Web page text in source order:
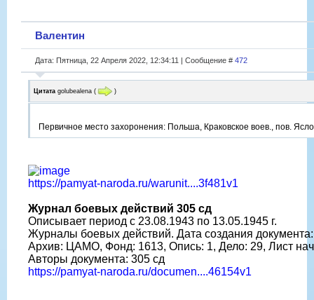
Валентин
Дата: Пятница, 22 Апреля 2022, 12:34:11 | Сообщение # 472
Цитата golubealena ( )
Первичное место захоронения: Польша, Краковское воев., пов.
https://pamyat-naroda.ru/warunit....3f481v1
Журнал боевых действий 305 сд
Описывает период с 23.08.1943 по 13.05.1945 г.
Журналы боевых действий. Дата создания документа:
Архив: ЦАМО, Фонд: 1613, Опись: 1, Дело: 29, Лист
Авторы документа: 305 сд
https://pamyat-naroda.ru/documen....46154v1